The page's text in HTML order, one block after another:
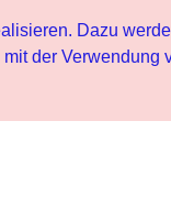
Dazu
der Verwendung